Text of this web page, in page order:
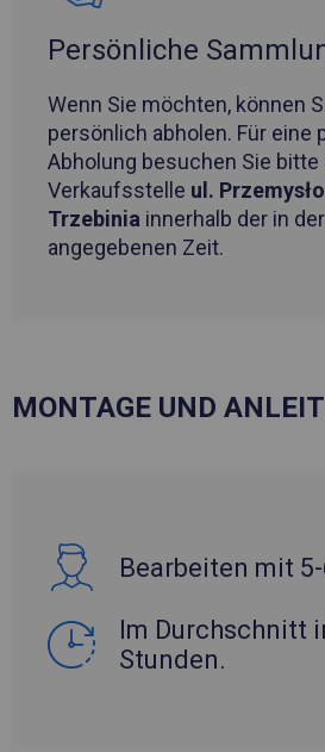
Persönliche
Wenn Sie möchten, können
persönlich abholen. Für eine
Abholung besuchen Sie bitte
Verkaufsstelle ul.
Trzebinia innerhalb der in
angegebenen Zeit.
MONTAGE UND
Bearbeiten mit
Im Durchschnitt
Stunden.